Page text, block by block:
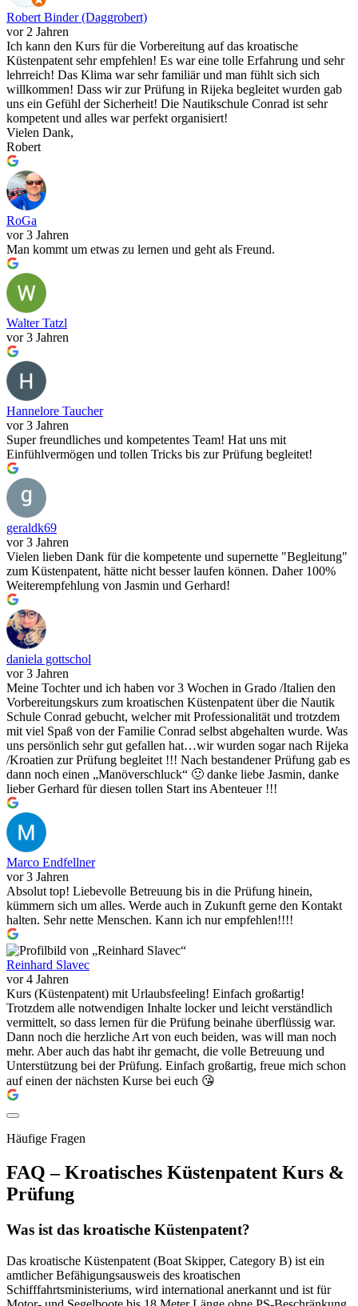
Robert Binder (Daggrobert)
vor 2 Jahren
Ich kann den Kurs für die Vorbereitung auf das kroatische
Küstenpatent sehr empfehlen! Es war eine tolle Erfahrung und sehr
lehrreich! Das Klima war sehr familiär und man fühlt sich sich
willkommen! Dass wir zur Prüfung in Rijeka begleitet wurden gab
uns ein Gefühl der Sicherheit! Die Nautikschule Conrad ist sehr
kompetent und alles war perfekt organisiert!
Vielen Dank,
Robert
RoGa
vor 3 Jahren
Man kommt um etwas zu lernen und geht als Freund.
Walter Tatzl
vor 3 Jahren
Hannelore Taucher
vor 3 Jahren
Super freundliches und kompetentes Team! Hat uns mit
Einfühlvermögen und tollen Tricks bis zur Prüfung begleitet!
geraldk69
vor 3 Jahren
Vielen lieben Dank für die kompetente und supernette "Begleitung"
zum Küstenpatent, hätte nicht besser laufen können. Daher 100%
Weiterempfehlung von Jasmin und Gerhard!
daniela gottschol
vor 3 Jahren
Meine Tochter und ich haben vor 3 Wochen in Grado /Italien den
Vorbereitungskurs zum kroatischen Küstenpatent über die Nautik
Schule Conrad gebucht, welcher mit Professionalität und trotzdem
mit viel Spaß von der Familie Conrad selbst abgehalten wurde. Was
uns persönlich sehr gut gefallen hat…wir wurden sogar nach Rijeka
/Kroatien zur Prüfung begleitet !!! Nach bestandener Prüfung gab es
dann noch einen „Manöverschluck“ 🙂 danke liebe Jasmin, danke
lieber Gerhard für diesen tollen Start ins Abenteuer !!!
Marco Endfellner
vor 3 Jahren
Absolut top! Liebevolle Betreuung bis in die Prüfung hinein,
kümmern sich um alles. Werde auch in Zukunft gerne den Kontakt
halten. Sehr nette Menschen. Kann ich nur empfehlen!!!!
Reinhard Slavec
vor 4 Jahren
Kurs (Küstenpatent) mit Urlaubsfeeling! Einfach großartig!
Trotzdem alle notwendigen Inhalte locker und leicht verständlich
vermittelt, so dass lernen für die Prüfung beinahe überflüssig war.
Dann noch die herzliche Art von euch beiden, was will man noch
mehr. Aber auch das habt ihr gemacht, die volle Betreuung und
Unterstützung bei der Prüfung. Einfach großartig, freue mich schon
auf einen der nächsten Kurse bei euch 😘
Häufige Fragen
FAQ – Kroatisches Küstenpatent Kurs &
Prüfung
Was ist das kroatische Küstenpatent?
Das kroatische Küstenpatent (Boat Skipper, Category B) ist ein
amtlicher Befähigungsausweis des kroatischen
Schifffahrtsministeriums, wird international anerkannt und ist für